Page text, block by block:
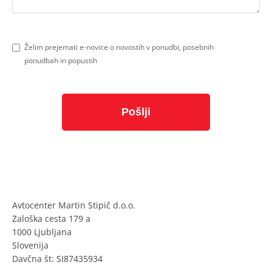
Želim prejemati e-novice o novostih v ponudbi, posebnih
ponudbah in popustih
Avtocenter Martin Stipič d.o.o.
Zaloška cesta 179 a
1000 Ljubljana
Slovenija
Davčna št: SI87435934